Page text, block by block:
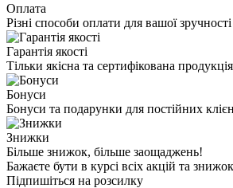
Оплата
Різні способи оплати для вашої
Гарантія якості
Тільки якісна та сертифікована продукція
Бонуси
Бонуси та подарунки для постійних
Знижки
Більше знижок, більше заощаджень!
Бажаєте бути в курсі всіх акцій та
Підпишіться на розсилку